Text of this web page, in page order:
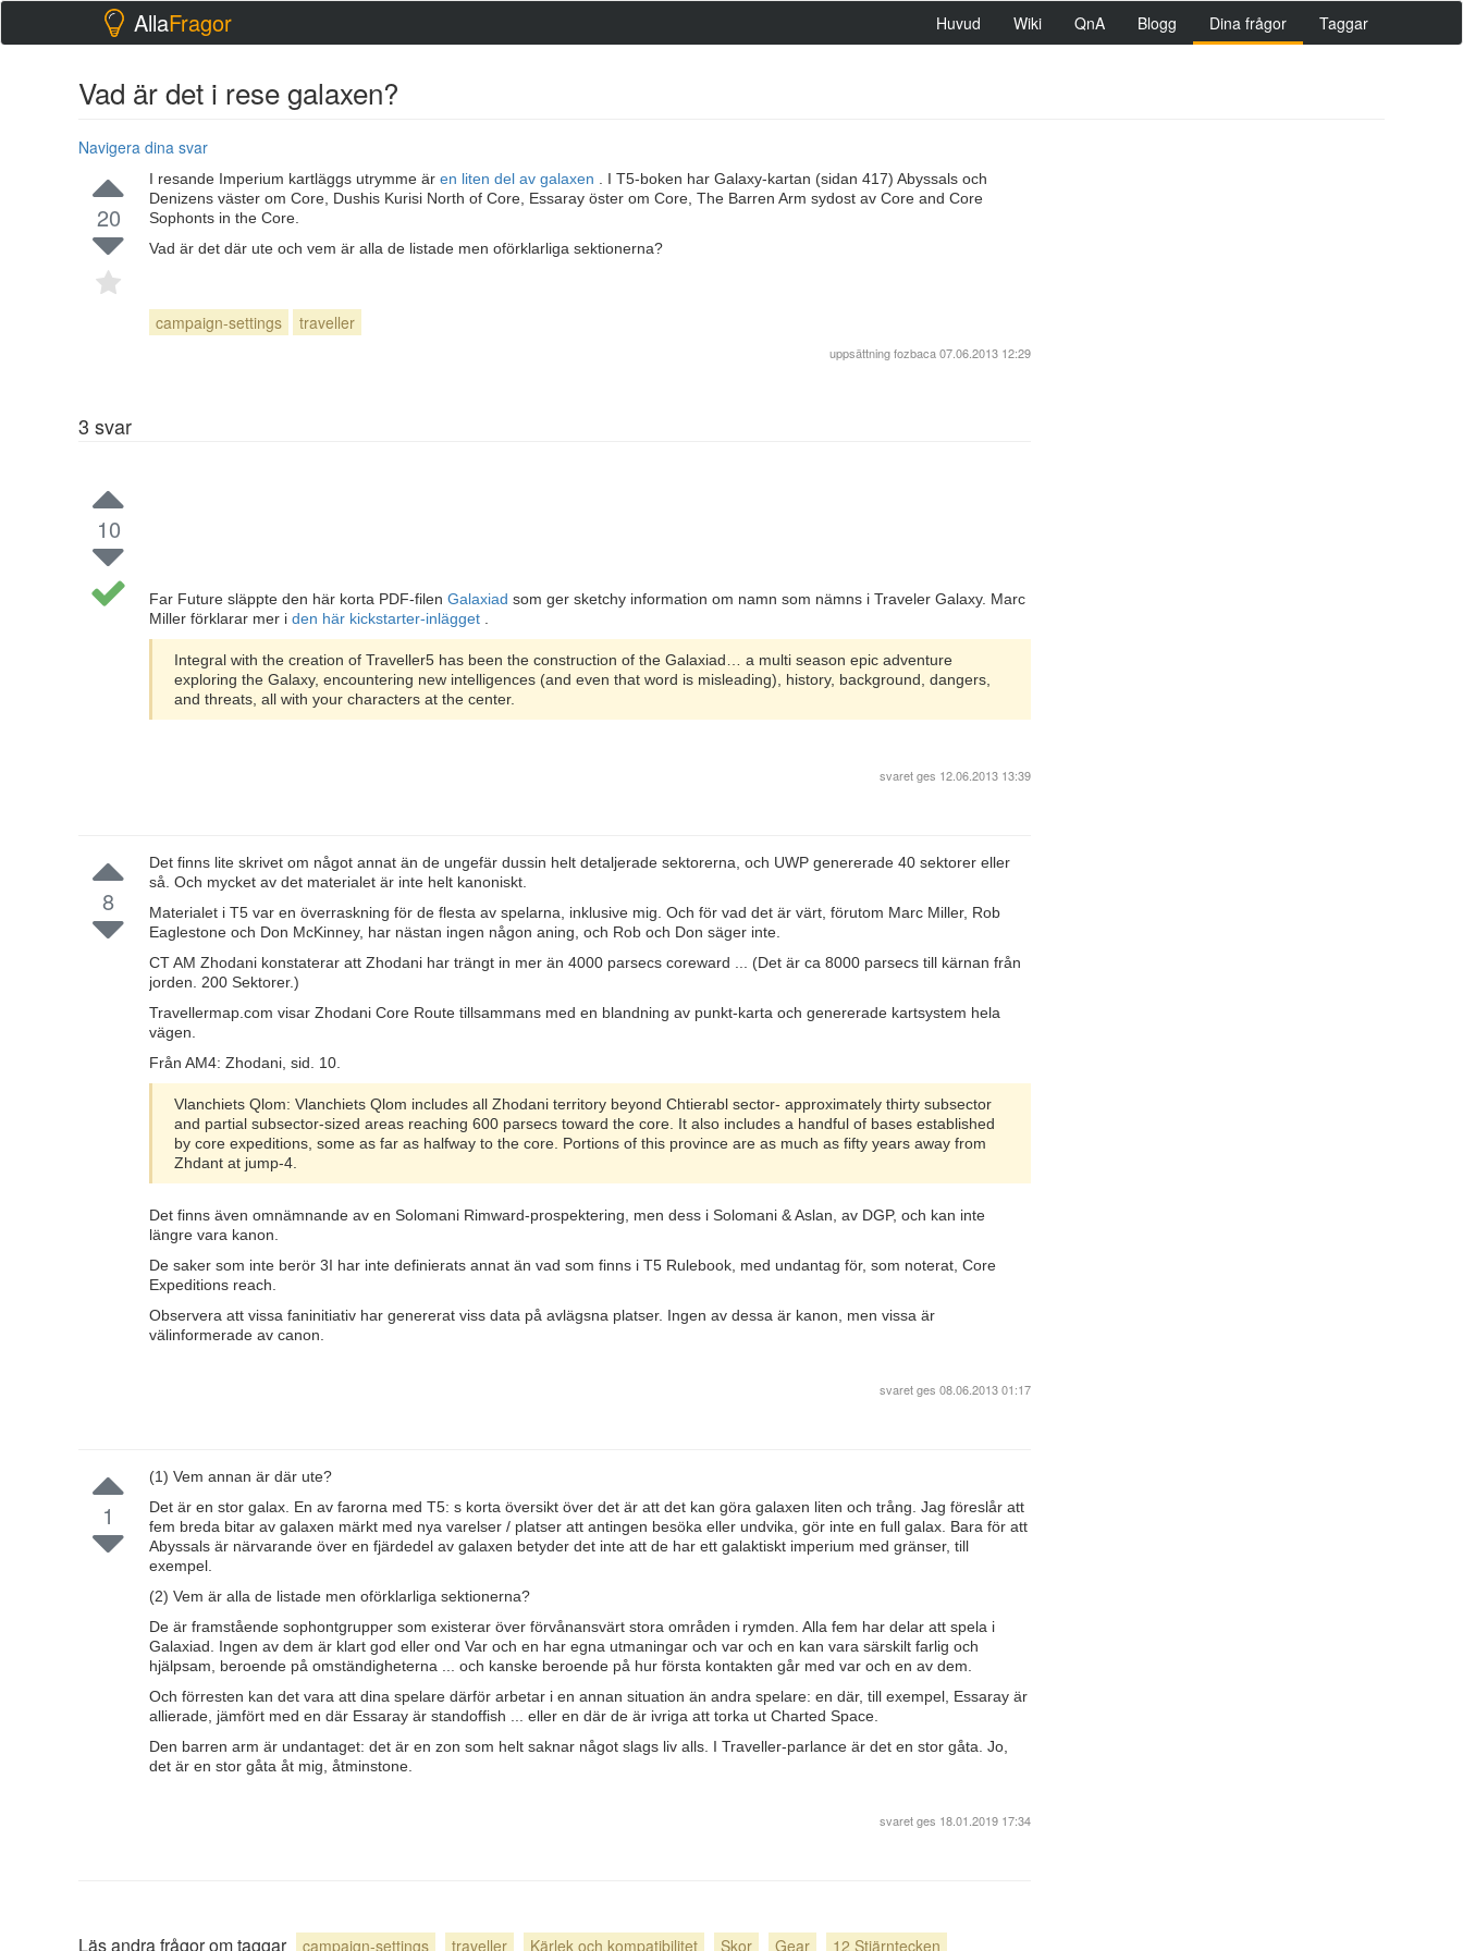
AllaFragor Huvud Wiki QnA Blogg Dina frågor Taggar
Vad är det i rese galaxen?
Navigera dina svar
20
I resande Imperium kartläggs utrymme är en liten del av galaxen
. I T5-boken har Galaxy-kartan (sidan 417) Abyssals och
Denizens väster om Core, Dushis Kurisi North of Core, Essaray öster om Core, The Barren Arm sydost av Core and Core
Sophonts in the Core.
Vad är det där ute och vem är alla de listade men oförklarliga sektionerna?
campaign-settings traveller
uppsättningfozbaca07.06.2013 12:29
3 svar
10
Far Future släppte den här korta PDF-filen Galaxiad som ger sketchy information om namn som nämns i Traveler Galaxy. Marc
Miller förklarar mer i den här kickstarter-inlägget
Integral with the creation of Traveller5 has been the construction of the Galaxiad… a multi season epic adventure
exploring the Galaxy, encountering new intelligences (and even that word is misleading), history, background, dangers,
and threats, all with your characters at the center.
svaret ges 12.06.2013 13:39
8
Det finns lite skrivet om något annat än de ungefär dussin helt detaljerade sektorerna, och UWP genererade 40 sektorer eller
så. Och mycket av det materialet är inte helt kanoniskt.
Materialet i T5 var en överraskning för de flesta av spelarna, inklusive mig. Och för vad det är värt, förutom Marc Miller, Rob
Eaglestone och Don McKinney, har nästan ingen någon aning, och Rob och Don säger inte.
CT AM Zhodani konstaterar att Zhodani har trängt in mer än 4000 parsecs coreward ... (Det är ca 8000 parsecs till kärnan från
jorden. 200 Sektorer.)
Travellermap.com visar Zhodani Core Route tillsammans med en blandning av punkt-karta och genererade kartsystem hela
vägen.
Från AM4: Zhodani, sid. 10.
Vlanchiets Qlom: Vlanchiets Qlom includes all Zhodani territory beyond Chtierabl sector- approximately thirty subsector
and partial subsector-sized areas reaching 600 parsecs toward the core. It also includes a handful of bases established
by core expeditions, some as far as halfway to the core. Portions of this province are as much as fifty years away from
Zhdant at jump-4.
Det finns även omnämnande av en Solomani Rimward-prospektering, men dess i Solomani & Aslan, av DGP, och kan inte
längre vara kanon.
De saker som inte berör 3I har inte definierats annat än vad som finns i T5 Rulebook, med undantag för, som noterat, Core
Expeditions reach.
Observera att vissa faninitiativ har genererat viss data på avlägsna platser. Ingen av dessa är kanon, men vissa är
välinformerade av canon.
svaret ges 08.06.2013 01:17
1
(1) Vem annan är där ute?
Det är en stor galax. En av farorna med T5: s korta översikt över det är att det kan göra galaxen liten och trång. Jag föreslår att
fem breda bitar av galaxen märkt med nya varelser / platser att antingen besöka eller undvika, gör inte en full galax. Bara för att
Abyssals är närvarande över en fjärdedel av galaxen betyder det inte att de har ett galaktiskt imperium med gränser, till
exempel.
(2) Vem är alla de listade men oförklarliga sektionerna?
De är framstående sophontgrupper som existerar över förvånansvärt stora områden i rymden. Alla fem har delar att spela i
Galaxiad. Ingen av dem är klart god eller ond Var och en har egna utmaningar och var och en kan vara särskilt farlig och
hjälpsam, beroende på omständigheterna ... och kanske beroende på hur första kontakten går med var och en av dem.
Och förresten kan det vara att dina spelare därför arbetar i en annan situation än andra spelare: en där, till exempel, Essaray är
allierade, jämfört med en där Essaray är standoffish ... eller en där de är ivriga att torka ut Charted Space.
Den barren arm är undantaget: det är en zon som helt saknar något slags liv alls. I Traveller-parlance är det en stor gåta. Jo,
det är en stor gåta åt mig, åtminstone.
svaret ges 18.01.2019 17:34
Läs andra frågor om taggar campaign-settings traveller Kärlek och kompatibilitet Skor Gear 12 Stjärntecken